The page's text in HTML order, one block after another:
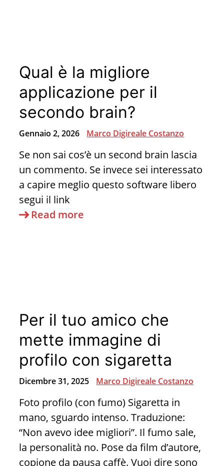
Social
Stanno
Alterando
il
Tuo
Qual è la migliore
applicazione per il
secondo brain?
Gennaio 2, 2026 Marco Digireale Costanzo
Se non sai cos’è un second brain lascia
un commento. Se invece sei interessato
a capire meglio questo software libero
segui il link
Read more
secondo
brain?
Per il tuo amico che
mette immagine di
profilo con sigaretta
Dicembre 31, 2025 Marco Digireale Costanzo
Foto profilo (con fumo) Sigaretta in
mano, sguardo intenso. Traduzione:
“Non avevo idee migliori”. Il fumo sale,
la personalità no. Pose da film d’autore,
copione da pausa caffè. Vuoi dire sono